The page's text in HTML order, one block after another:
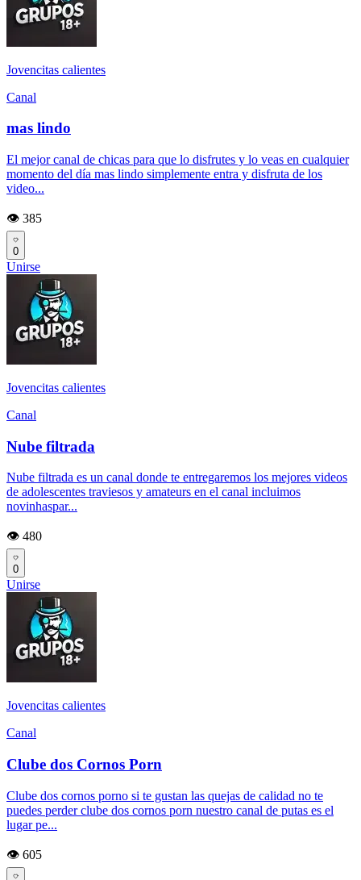
Jovencitas calientes
Canal
mas lindo
El mejor canal de chicas para que lo disfrutes y lo veas en cualquier
momento del día mas lindo simplemente entra y disfruta de los
video...
👁️ 385
0
Unirse
Jovencitas calientes
Canal
Nube filtrada
Nube filtrada es un canal donde te entregaremos los mejores videos
de adolescentes traviesos y amateurs en el canal incluimos
novinhaspar...
👁️ 480
0
Unirse
Jovencitas calientes
Canal
Clube dos Cornos Porn
Clube dos cornos porno si te gustan las quejas de calidad no te
puedes perder clube dos cornos porn nuestro canal de putas es el
lugar pe...
👁️ 605